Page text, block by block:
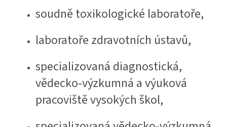
soudně toxikologické laboratoře,
laboratoře zdravotních ústavů,
specializovaná diagnostická,
vědecko-výzkumná a výuková
pracoviště vysokých škol,